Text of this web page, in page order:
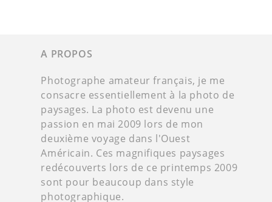
A PROPOS
Photographe amateur français, je me
consacre essentiellement à la photo de
paysages. La photo est devenu une
passion en mai 2009 lors de mon
deuxième voyage dans l'Ouest
Américain. Ces magnifiques paysages
redécouverts lors de ce printemps 2009
sont pour beaucoup dans style
photographique.